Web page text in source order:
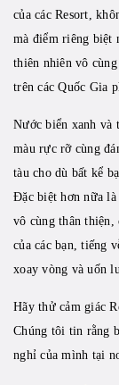
của các Resort,
mà điểm riêng biệt
thiên nhiên vô
trên các Quốc Gia
Nước biển xanh và
màu rực rỡ cùng
tàu cho dù bất kể
Đặc biệt hơn nữa là
vô cùng thân thiện,
của các bạn, tiếng
xoay vòng và uốn
Hãy thử cảm giác
Chúng tôi tin rằng
nghỉ của mình tại